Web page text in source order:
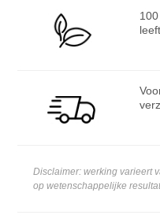
Disclaimer: werking varieert
op wetenschappelijke